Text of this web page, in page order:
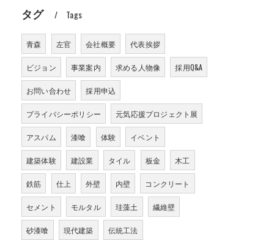
タグ Tags
青森 左官 会社概要 代表挨拶
ビジョン 事業案内 求める人物像 採用Q&A
お問い合わせ 採用申込
プライバシーポリシー 元気応援プロジェクト展
アスパム 漆喰 体験 イベント
建築体験 建設業 タイル 板金 木工
鉄筋 仕上 外壁 内壁 コンクリート
セメント モルタル 珪藻土 繊維壁
砂漆喰 現代建築 伝統工法